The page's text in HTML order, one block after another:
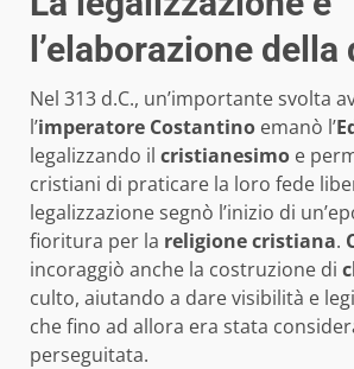
l’elaborazione
Nel 313 d.C., un’importante svolta
l’imperatore Costantino emanò l’
legalizzando il cristianesimo e
cristiani di praticare la loro fede
legalizzazione segnò l’inizio di
fioritura per la religione cristiana.
incoraggiò anche la costruzione di
culto, aiutando a dare visibilità e
che fino ad allora era stata
perseguitata.